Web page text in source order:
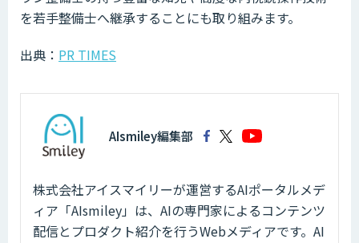
を若手整備士へ継承することにも取り組みます。
出典： PR TIMES
AIsmiley編集部
株式会社アイスマイリーが運営するAIポータルメデ
ィア「AIsmiley」は、AIの専門家によるコンテンツ
配信とプロダクト紹介を行うWebメディアです。AI